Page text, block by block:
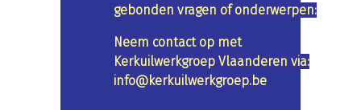
gebonden vragen of onderwerpen:
Neem contact op met
Kerkuilwerkgroep Vlaanderen via:
info@kerkuilwerkgroep.be